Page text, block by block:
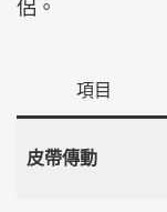
侶。
項目
皮帶傳動